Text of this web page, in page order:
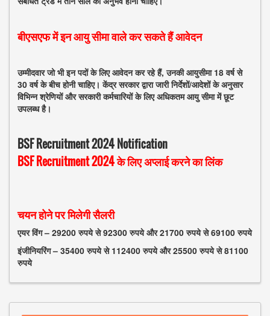
बीएसएफ में इन आयु सीमा वाले कर सकते हैं आवेदन
उम्मीदवार जो भी इन पदों के लिए आवेदन कर रहे हैं, उनकी आयुसीमा 18 वर्ष से
30 वर्ष के बीच होनी चाहिए। केंद्र सरकार द्वारा जारी निर्देशों/आदेशों के अनुसार
विभिन्न श्रेणियों और सरकारी कर्मचारियों के लिए अधिकतम आयु सीमा में छूट
उपलब्ध है।
BSF Recruitment 2024 Notification
BSF Recruitment 2024 के लिए अप्लाई करने का लिंक
चयन होने पर मिलेगी सैलरी
एयर विंग – 29200 रुपये से 92300 रुपये और 21700 रुपये से 69100 रुपये
इंजीनियरिंग – 35400 रुपये से 112400 रुपये और 25500 रुपये से 81100
रुपये